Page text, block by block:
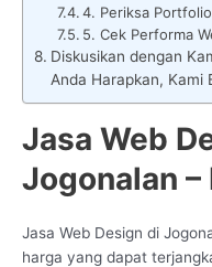
4. Periksa
5. Cek Performa
Diskusikan dengan
Anda Harapkan, Kami
Jasa Web
Jogonalan –
Jasa Web Design di
harga yang dapat